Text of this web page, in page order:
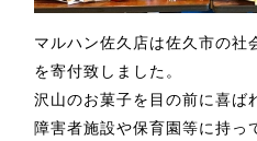
マルハン佐久店は佐久市の社
を寄付致しました。
沢山のお菓子を目の前に喜ば
障害者施設や保育園等に持っ